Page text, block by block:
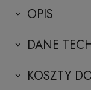
OPIS
DANE
KOSZTY